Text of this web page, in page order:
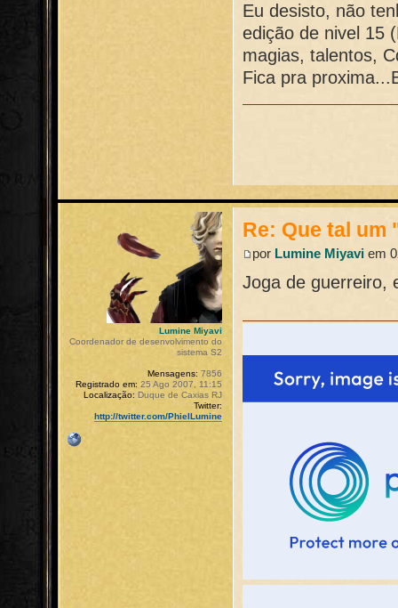
Eu desisto, não
edição de nivel 15
magias, talentos,
Fica pra
Re: Que tal um
por Lumine Miyavi em
Joga de guerreiro,
Lumine Miyavi
Coordenador de desenvolvimento do
sistema S2
Mensagens: 7856
Registrado em: 25 Ago 2007, 11:15
Localização: Duque de Caxias RJ
Twitter:
http://twitter.com/PhielLumine